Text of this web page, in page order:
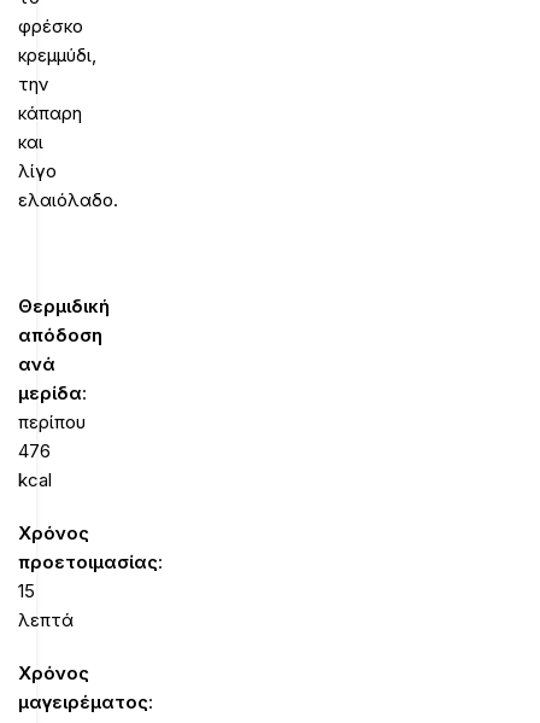
φρέσκο
κρεμμύδι,
την
κάπαρη
και
λίγο
ελαιόλαδο.
Θερμιδική
απόδοση
ανά
μερίδα:
περίπου
476
kcal
Χρόνος
προετοιμασίας:
15
λεπτά
Χρόνος
μαγειρέματος: